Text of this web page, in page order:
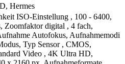
Hermes
ISO-Einstellung , 100 - 6400,
Zoomfaktor digital , 4 fach,
Autofokus, Aufnahmemodi
Typ Sensor , CMOS,
Video , 4K Ultra HD,